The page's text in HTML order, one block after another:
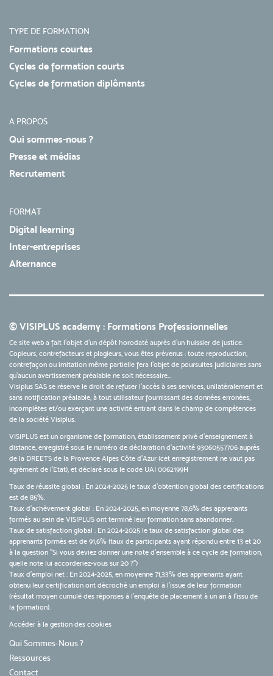
TYPE DE FORMATION
Formations courtes
Cycles de formation courts
Cycles de formation diplômants
A PROPOS
Qui sommes-nous ?
Presse et médias
Recrutement
FORMAT
Digital learning
Inter-entreprises
Alternance
© VISIPLUS academy : Formations Professionnelles
Ce site web a fait l'objet d'un dépôt horodaté auprès d'un huissier de justice.
Copieurs, contrefacteurs et plagieurs, vous êtes prévenus : toute reproduction,
contrefaçon ou imitation même partielle fera l'objet de poursuites judiciaires sans
qu’aucun avertissement préalable ne soit nécessaire...
Visiplus SAS se réserve le droit de refuser l'accès à ses services, unilatéralement et
sans notification préalable, à tout utilisateur fournissant des données erronées,
incomplètes et/ou exerçant une activité entrant dans le champ de compétences
de la société Visiplus.
VISIPLUS est un organisme de formation, établissement privé d’enseignement à
distance, enregistré sous le numéro de déclaration d’activité 93060557706 auprès
de la DREETS de la Provence Alpes Côte d’Azur (cet enregistrement ne vaut pas
agrément de l’Etat), et déclaré sous le code UAI 0062199H
Taux de réussite global : En 2024-2025 le taux d'obtention global des certifications
est de 85%.
Taux d’achèvement global : En 2024-2025, en moyenne 78,6% des apprenants
formés au sein de VISIPLUS ont terminé leur formation sans abandonner.
Taux de satisfaction global : En 2024-2025 le taux de satisfaction global des
apprenants formés est de 91,6% (taux de participants ayant répondu entre 13 et 20
à la question "Si vous deviez donner une note d’ensemble à ce cycle de formation,
quelle note lui accorderiez-vous sur 20 ?")
Taux d’emploi net : En 2024-2025, en moyenne 71,33% des apprenants ayant
obtenu leur certification ont décroché un emploi à l'issue de leur formation
(résultat moyen cumulé des réponses à l'enquête de placement à un an à l'issu de
la formation).
Accéder à la gestion des cookies
Qui Sommes-Nous ?
Ressources
Contact